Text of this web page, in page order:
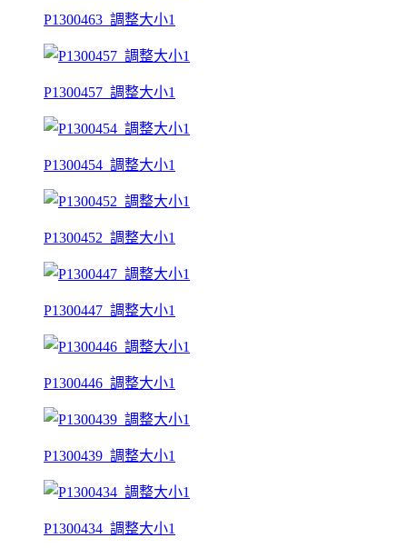
P1300463_調整大小1
P1300457_調整大小1
P1300454_調整大小1
P1300452_調整大小1
P1300447_調整大小1
P1300446_調整大小1
P1300439_調整大小1
P1300434_調整大小1